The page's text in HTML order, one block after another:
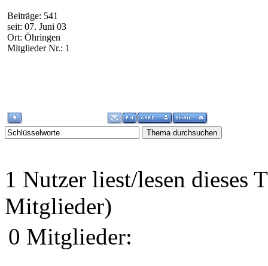
Beiträge: 541
seit: 07. Juni 03
Ort: Öhringen
Mitglieder Nr.: 1
1 Nutzer liest/lesen dieses
Mitglieder)
0 Mitglieder: